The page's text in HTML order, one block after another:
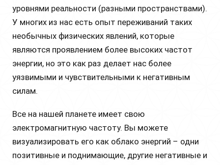
уровнями реальности (разными пространствами).
У многих из нас есть опыт переживаний таких
необычных физических явлений, которые
являются проявлением более высоких частот
энергии, но это как раз делает нас более
уязвимыми и чувствительными к негативным
силам.
Все на нашей планете имеет свою
электромагнитную частоту. Вы можете
визуализировать его как облако энергий – одни
позитивные и поднимающие, другие негативные и